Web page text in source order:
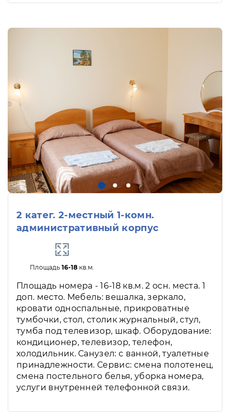
2 катег. 2-местный 1-комн.
административный корпус
Площадь16-18 кв.м.
Площадь номера - 16-18 кв.м. 2 осн. места. 1
доп. место. Мебель: вешалка, зеркало,
кровати односпальные, прикроватные
тумбочки, стол, столик журнальный, стул,
тумба под телевизор, шкаф. Оборудование:
кондиционер, телевизор, телефон,
холодильник. Санузел: с ванной, туалетные
принадлежности. Сервис: смена полотенец,
смена постельного белья, уборка номера,
услуги внутренней телефонной связи.